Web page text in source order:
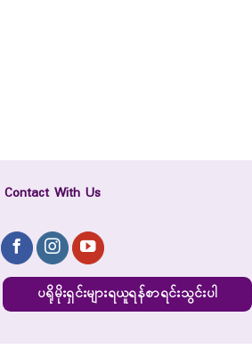
Contact With Us
ပရိုမိုးရှင်းများရယူရန်စာရင်းသွင်းပါ